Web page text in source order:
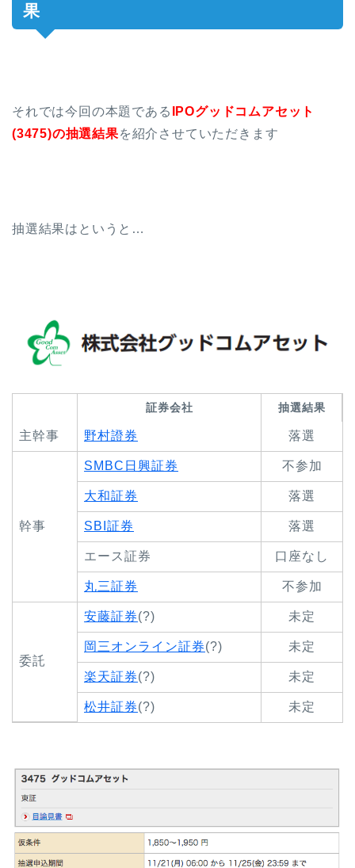
果
それでは今回の本題である IPOグッドコムアセット
(3475)の抽選結果を紹介させていただきます
抽選結果はというと…
証券会社 抽選結果
主幹事 野村證券 落選
幹事
SMBC日興証券 不参加
大和証券 落選
SBI証券 落選
エース証券 口座なし
丸三証券 不参加
委託
安藤証券(?) 未定
岡三オンライン証券(?) 未定
楽天証券(?) 未定
松井証券(?) 未定